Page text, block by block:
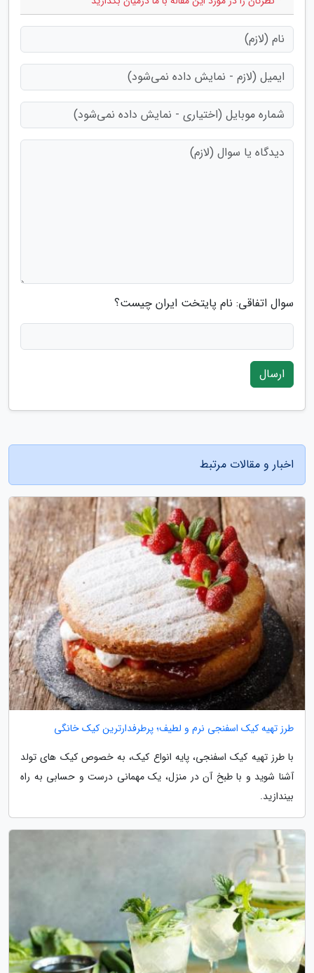
سوال اتفاقی: نام پایتخت ایران چیست؟
ارسال
اخبار و مقالات مرتبط
طرز تهیه کیک اسفنجی نرم و لطیف؛ پرطرفدارترین کیک خانگی
با طرز تهیه کیک اسفنجی، پایه انواع کیک، به خصوص کیک های تولد
آشنا شوید و با طبخ آن در منزل، یک مهمانی درست و حسابی به راه
بیندازید.